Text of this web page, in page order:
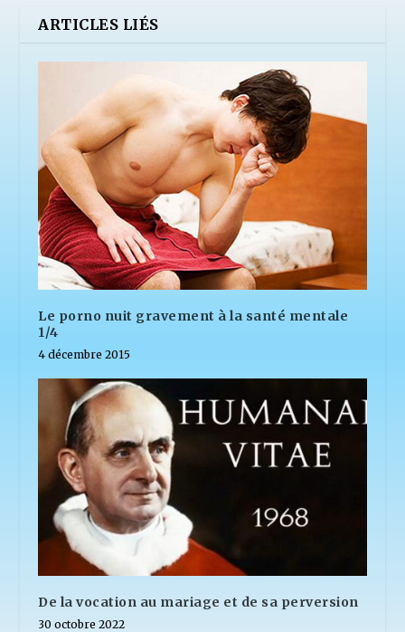
ARTICLES LIÉS
Le porno nuit gravement à la santé mentale
1/4
4 décembre 2015
De la vocation au mariage et de sa perversion
30 octobre 2022